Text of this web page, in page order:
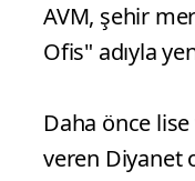
AVM, şehir
Ofis" adıyla
Daha önce
veren Diyanet